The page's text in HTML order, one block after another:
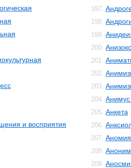
и восприятия
197.
198.
199.
200.
201.
202.
203.
204.
205. Анкета
206.
207. Аномия
208.
209.